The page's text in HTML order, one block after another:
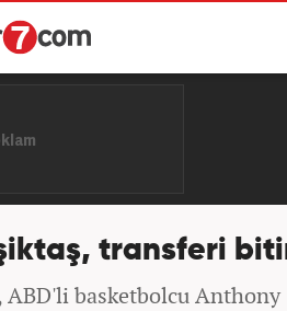
transferi
ABD'li basketbolcu Anthony